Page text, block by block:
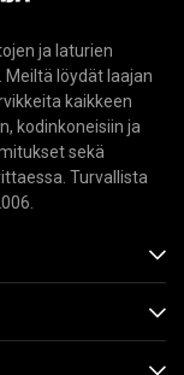
ja laturien
löydät laajan
kaikkeen
kodinkoneisiin ja
sekä
Turvallista